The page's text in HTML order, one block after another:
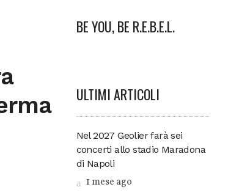
BE YOU, BE R.E.B.E.L.
ULTIMI ARTICOLI
Nel 2027 Geolier farà sei
concerti allo stadio Maradona
di Napoli
1 mese ago